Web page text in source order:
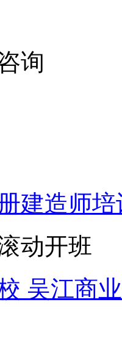
询
建造师培
动开班
吴江商